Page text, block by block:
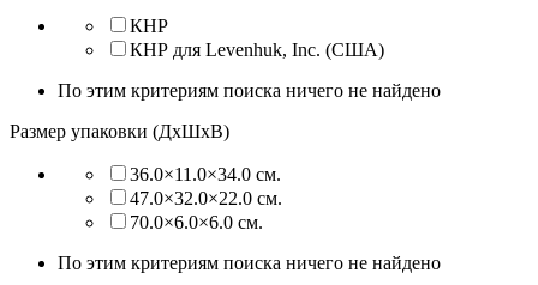
КНР
КНР для Levenhuk, Inc. (США)
По этим критериям поиска ничего не найдено
Размер упаковки (ДхШхВ)
36.0×11.0×34.0 см.
47.0×32.0×22.0 см.
70.0×6.0×6.0 см.
По этим критериям поиска ничего не найдено